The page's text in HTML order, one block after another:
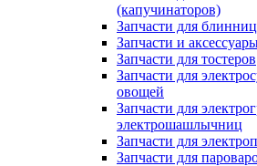
(капучинаторов)
Запчасти для блинниц
Запчасти и
Запчасти для тостеров
Запчасти для
овощей
Запчасти для
электрошашлычниц
Запчасти для
Запчасти для